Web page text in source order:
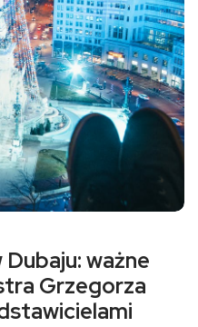
ważne
Grzegorza